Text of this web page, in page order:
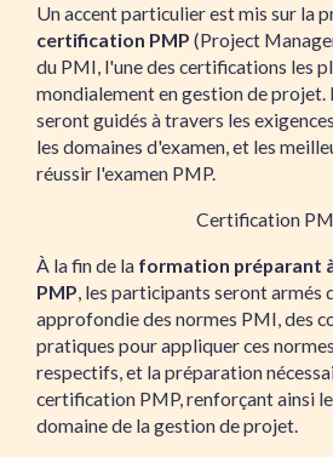
Un accent particulier est mis sur la
certification PMP (Project
du PMI, l'une des certifications les
mondialement en gestion de projet.
seront guidés à travers les
les domaines d'examen, et les
réussir l'examen PMP.
Certification
À la fin de la formation préparant
PMP , les participants seront armés
approfondie des normes PMI, des
pratiques pour appliquer ces
respectifs, et la préparation
certification PMP, renforçant ainsi
domaine de la gestion de projet.